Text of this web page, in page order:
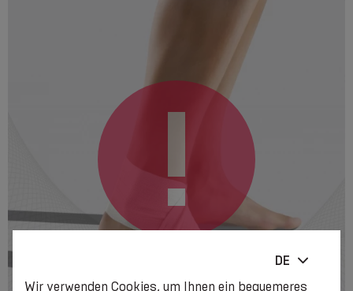
DE
Wir verwenden Cookies, um Ihnen ein bequemeres